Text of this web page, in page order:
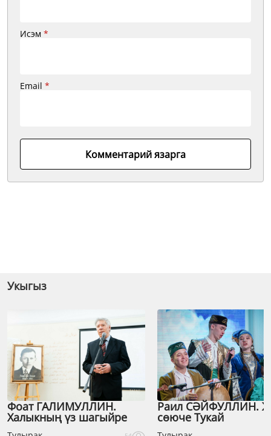
Исэм *
Email *
Комментарий язарга
Укыгыз
Фоат ГАЛИМУЛЛИН.
Халыкның үз шагыйре
Раил СӘЙФУЛЛИН.
сөюче Тукай